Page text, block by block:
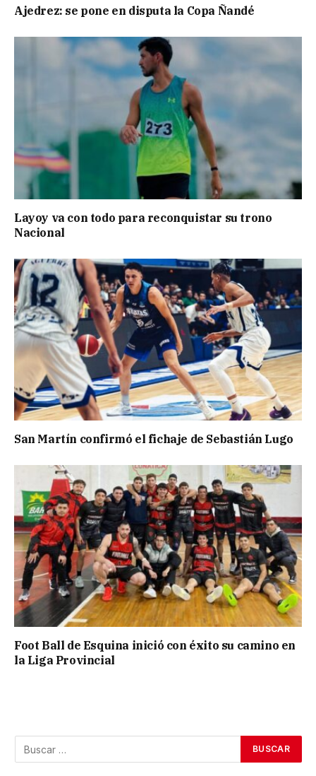
Ajedrez: se pone en disputa la Copa Ñandé
Layoy va con todo para reconquistar su trono
Nacional
San Martín confirmó el fichaje de Sebastián Lugo
Foot Ball de Esquina inició con éxito su camino en
la Liga Provincial